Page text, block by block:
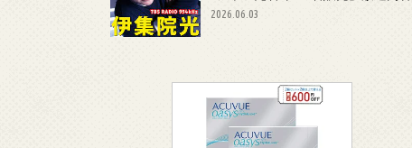
2026.06.03